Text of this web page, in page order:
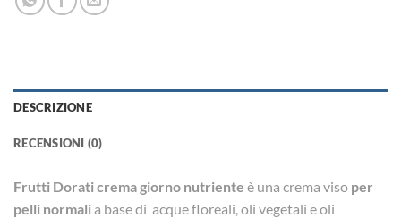
DESCRIZIONE
RECENSIONI (0)
Frutti Dorati crema giorno nutriente è una crema viso per
pelli normalia base di acque floreali, oli vegetali e oli